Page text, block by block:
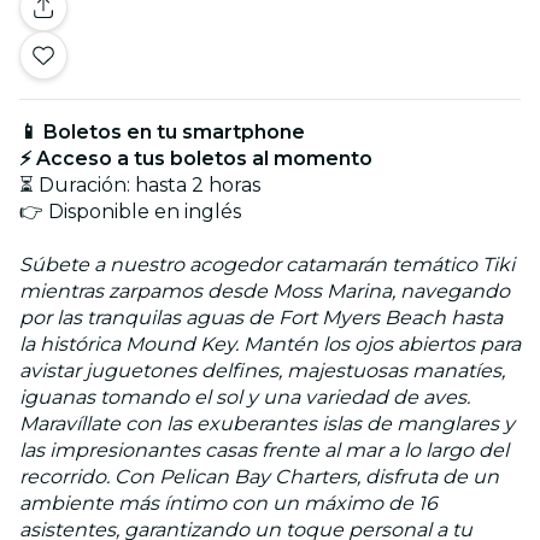
📱 Boletos en tu smartphone
⚡ Acceso a tus boletos al momento
⏳ Duración: hasta 2 horas
👉 Disponible en inglés
Súbete a nuestro acogedor catamarán temático Tiki
mientras zarpamos desde Moss Marina, navegando
por las tranquilas aguas de Fort Myers Beach hasta
la histórica Mound Key. Mantén los ojos abiertos para
avistar juguetones delfines, majestuosas manatíes,
iguanas tomando el sol y una variedad de aves.
Maravíllate con las exuberantes islas de manglares y
las impresionantes casas frente al mar a lo largo del
recorrido. Con Pelican Bay Charters, disfruta de un
ambiente más íntimo con un máximo de 16
asistentes, garantizando un toque personal a tu